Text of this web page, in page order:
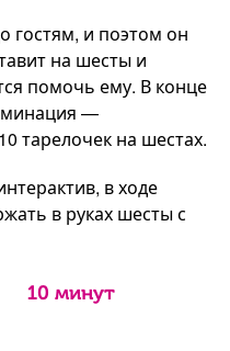
гостям, и поэтом он
на шесты и
помочь ему. В конце
—
тарелочек на шестах.
в ходе
в руках шесты с
10 минут